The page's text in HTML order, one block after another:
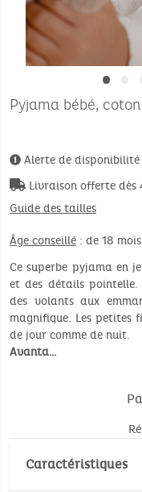
••
Pyjama bébé,
Alerte de disponibilité
Livraison offerte
Guide des tailles
Âge conseillé : de 18
Ce superbe pyjama en
et des détails
des volants aux
magnifique. Les petites
de jour comme de nuit.
Avanta…
Caractéristiques